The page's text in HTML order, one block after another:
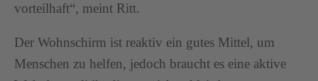
vorteilhaft“, meint Ritt.
Der Wohnschirm ist reaktiv ein gutes Mittel, um
Menschen zu helfen, jedoch braucht es eine aktive